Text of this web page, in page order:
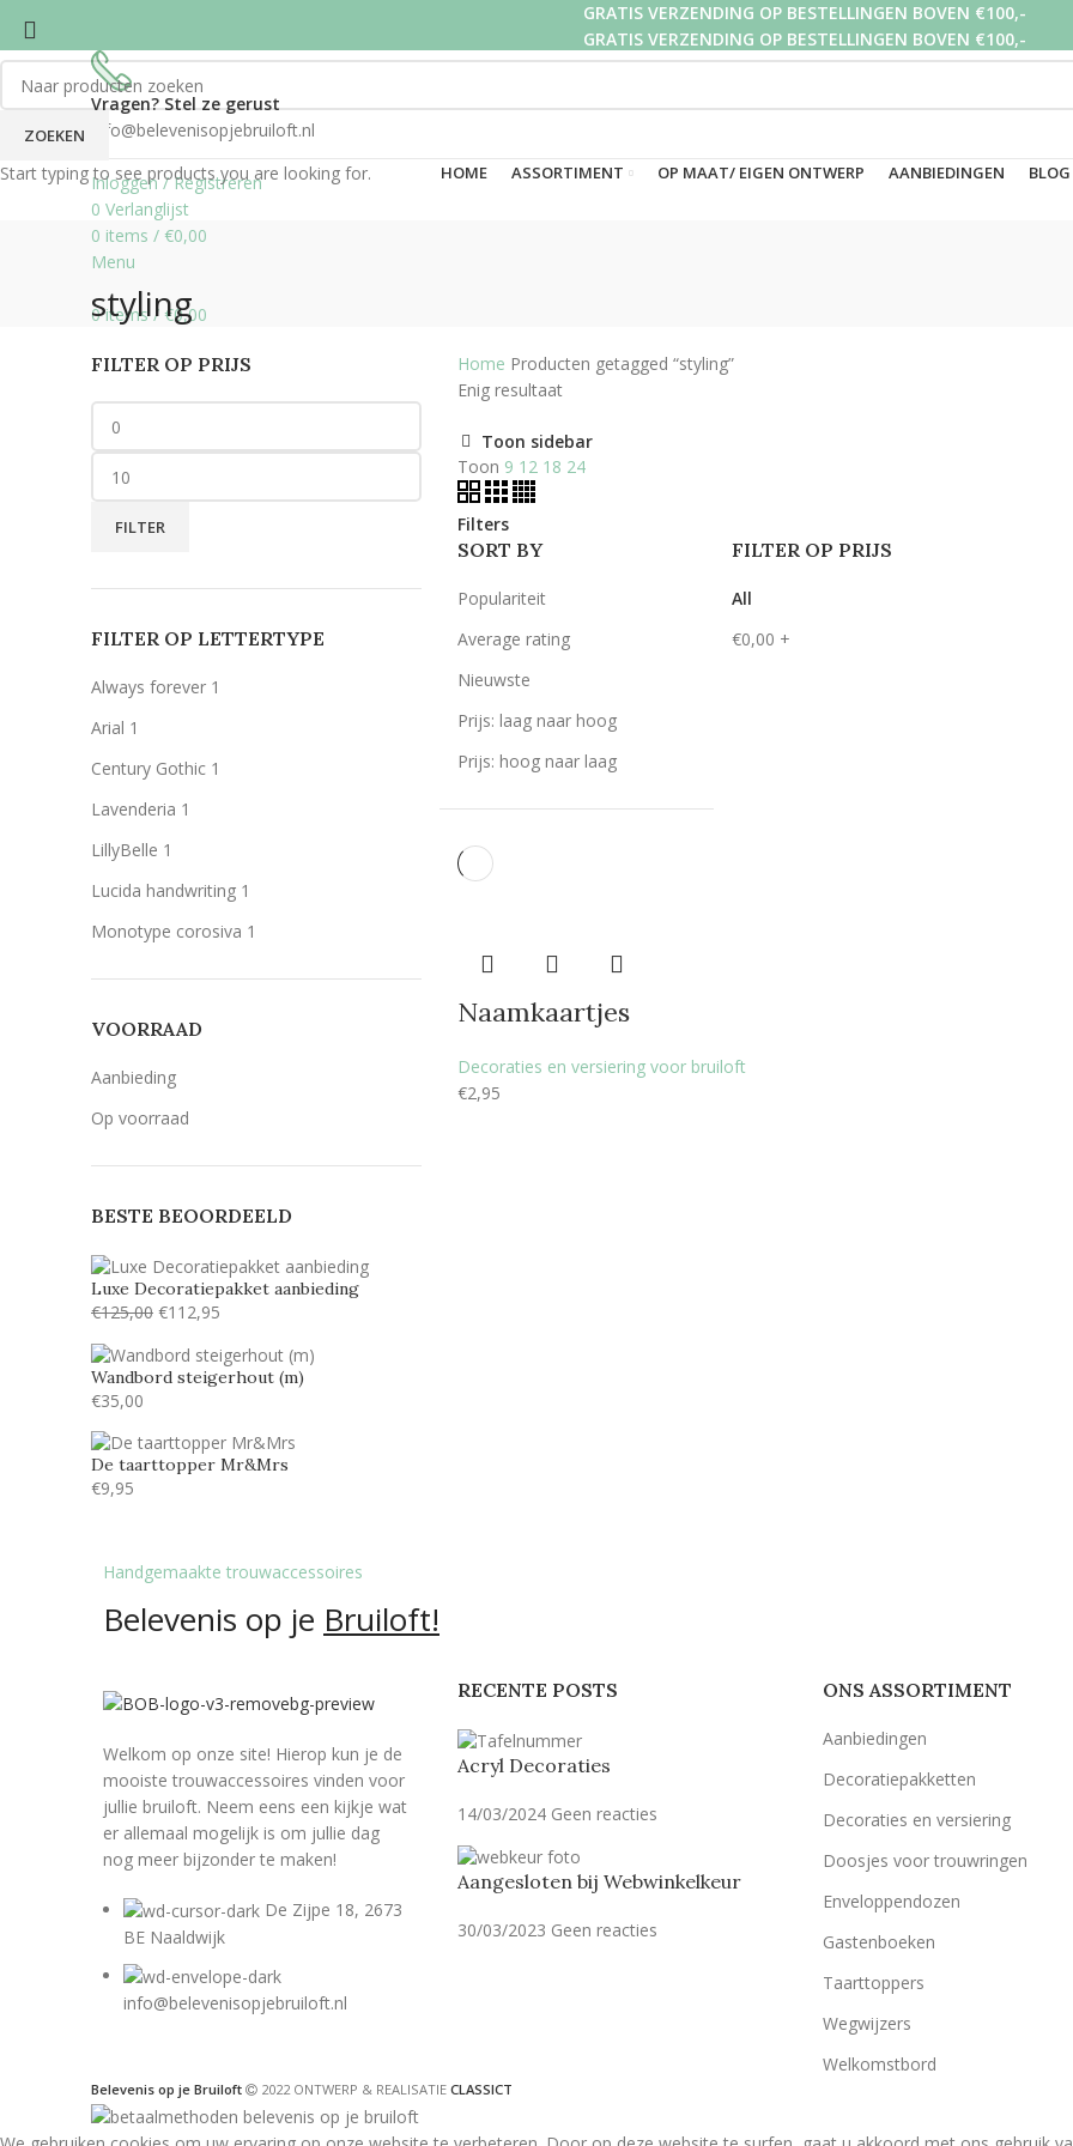
GRATIS VERZENDING OP BESTELLINGEN BOVEN €100,-
GRATIS VERZENDING OP BESTELLINGEN BOVEN €100,-
GRATIS VERZENDING OP BESTELLINGEN BOVEN €100,-
Vragen? Stel ze gerust
info@belevenisopjebruiloft.nl
Inloggen / Registreren
0 Verlanglijst
0 items / €0,00
Menu
0items / €0,00
HOME ASSORTIMENT OP MAAT/ EIGEN ONTWERP AANBIEDINGEN BLOG
styling
FILTER OP PRIJS
FILTER
FILTER OP LETTERTYPE
Always forever 1
Arial 1
Century Gothic 1
Lavenderia 1
LillyBelle 1
Lucida handwriting 1
Monotype corosiva 1
VOORRAAD
Aanbieding
Op voorraad
BESTE BEOORDEELD
Luxe Decoratiepakket aanbieding
€125,00 €112,95
Wandbord steigerhout (m)
€35,00
De taarttopper Mr&Mrs
€9,95
Home Producten getagged “styling”
Enig resultaat
Toon sidebar
Toon 9 12 18 24
Filters
SORT BY
Populariteit
Average rating
Nieuwste
Prijs: laag naar hoog
Prijs: hoog naar laag
FILTER OP PRIJS
All
€0,00 +
Naamkaartjes
Decoraties en versiering voor bruiloft
€2,95
Handgemaakte trouwaccessoires
Belevenis op je Bruiloft!
Welkom op onze site! Hierop kun je de
mooiste trouwaccessoires vinden voor
jullie bruiloft. Neem eens een kijkje wat
er allemaal mogelijk is om jullie dag
nog meer bijzonder te maken!
De Zijpe 18, 2673
BE Naaldwijk
info@belevenisopjebruiloft.nl
RECENTE POSTS
Acryl Decoraties
14/03/2024 Geen reacties
Aangesloten bij Webwinkelkeur
30/03/2023 Geen reacties
ONS ASSORTIMENT
Aanbiedingen
Decoratiepakketten
Decoraties en versiering
Doosjes voor trouwringen
Enveloppendozen
Gastenboeken
Taarttoppers
Wegwijzers
Welkomstbord
Belevenis op je Bruiloft 2022 ONTWERP & REALISATIE CLASSICT
ZOEKEN
Start typing to see products you are looking for.